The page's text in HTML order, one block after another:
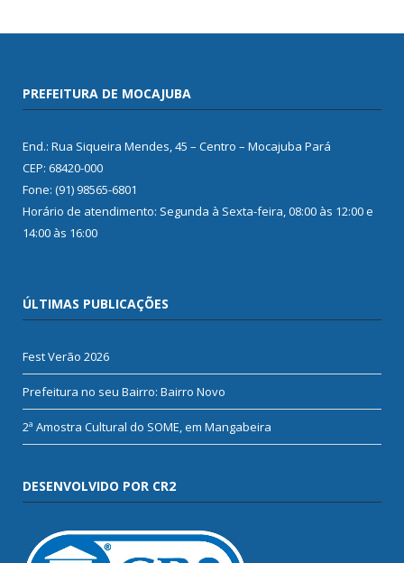
PREFEITURA DE MOCAJUBA
End.: Rua Siqueira Mendes, 45 – Centro – Mocajuba Pará
CEP: 68420-000
Fone: (91) 98565-6801
Horário de atendimento: Segunda à Sexta-feira, 08:00 às 12:00 e
14:00 às 16:00
ÚLTIMAS PUBLICAÇÕES
Fest Verão 2026
Prefeitura no seu Bairro: Bairro Novo
2ª Amostra Cultural do SOME, em Mangabeira
DESENVOLVIDO POR CR2